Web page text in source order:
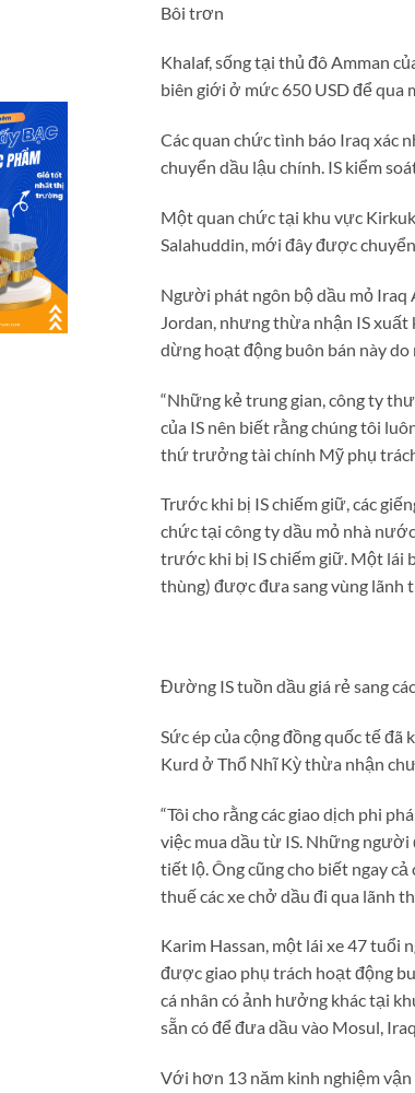
Bôi trơn
Khalaf, sống tại thủ đô Amman
biên giới ở mức 650 USD để qua
Các quan chức tình báo Iraq xác
chuyển dầu lậu chính. IS kiểm
Một quan chức tại khu vực
Salahuddin, mới đây được
Người phát ngôn bộ dầu mỏ Iraq
Jordan, nhưng thừa nhận IS xuất
dừng hoạt động buôn bán này do
“Những kẻ trung gian, công ty
của IS nên biết rằng chúng tôi
thứ trưởng tài chính Mỹ phụ
Trước khi bị IS chiếm giữ, các
chức tại công ty dầu mỏ nhà
trước khi bị IS chiếm giữ. Một lái
thùng) được đưa sang vùng lãnh
Đường IS tuồn dầu giá rẻ sang
Sức ép của cộng đồng quốc tế
Kurd ở Thổ Nhĩ Kỳ thừa nhận
“Tôi cho rằng các giao dịch phi
việc mua dầu từ IS. Những người
tiết lộ. Ông cũng cho biết ngay
thuế các xe chở dầu đi qua lãnh
Karim Hassan, một lái xe 47 tuổi
được giao phụ trách hoạt động
cá nhân có ảnh hưởng khác tại
sẵn có để đưa dầu vào Mosul,
Với hơn 13 năm kinh nghiệm vận